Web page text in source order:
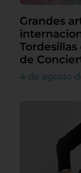
Grandes
de
4 de agosto